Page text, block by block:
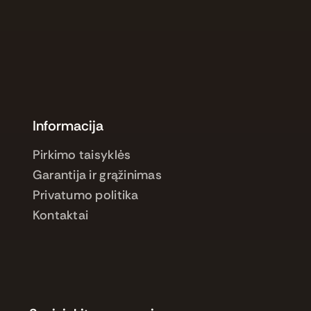
Informacija
Pirkimo taisyklės
Garantija ir grąžinimas
Privatumo politika
Kontaktai